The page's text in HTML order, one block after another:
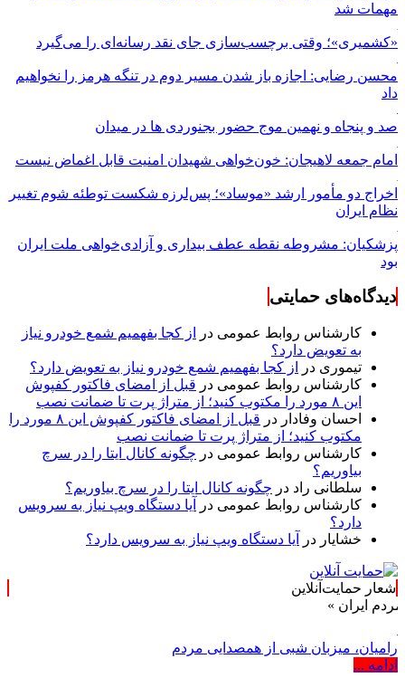
مهمات شد
«کشمیری»؛ وقتی برچسب‌سازی جای نقد رسانه‌ای را می‌گیرد
محسن رضایی: اجازه باز شدن مسیر دوم در تنگه هرمز را نخواهیم
داد
صد و پنجاه و نهمین موج حضور بجنوردی ها در میدان
امام جمعه لاهیجان: خون‌خواهی شهیدان امنیت قابل اغماض نیست
اخراج دو مأمور ارشد «موساد»؛ پس‌لرزه شکست توطئه شوم تغییر
نظام ایران
پزشکیان: مشروطه نقطه عطف بیداری و آزادی‌خواهی ملت ایران
بود
دیدگاه‌های حمایتی
کارشناس روابط عمومی در
از کجا بفهمیم شمع خودرو نیاز
به تعویض دارد؟
تیموری در
از کجا بفهمیم شمع خودرو نیاز به تعویض دارد؟
کارشناس روابط عمومی در قبل از امضای فاکتور کفپوش
این ۸ مورد را مکتوب کنید؛ از متراژ پرت تا ضمانت نصب
احسان وفادار در
قبل از امضای فاکتور کفپوش این ۸ مورد را
مکتوب کنید؛ از متراژ پرت تا ضمانت نصب
کارشناس روابط عمومی در چگونه کانال ایتا را در سرچ
بیاوریم؟
سلطانی راد در چگونه کانال ایتا را در سرچ بیاوریم؟
کارشناس روابط عمومی در
آیا دستگاه ویپ نیاز به سرویس
دارد؟
خشایار در آیا دستگاه ویپ نیاز به سرویس دارد؟
شعار حمایت‌آنلاین
رامیان، میزبان شبی از همصدایی مردم
ادامه ...